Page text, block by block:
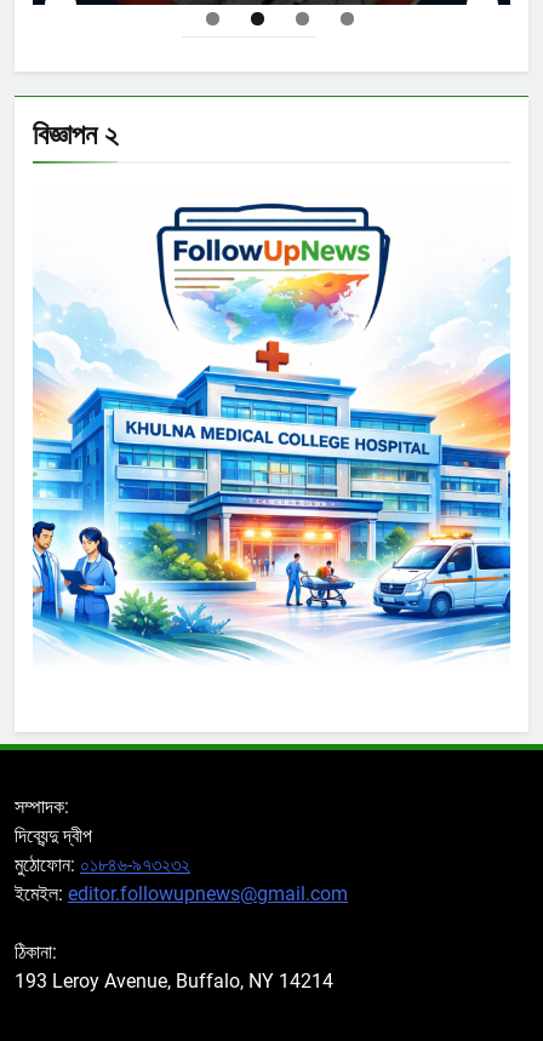
বিজ্ঞাপন ২
সম্পাদক:
দিব্যেন্দু দ্বীপ
মুঠোফোন: ০১৮৪৬-৯৭৩২৩২
ইমেইল: editor.followupnews@gmail.com
ঠিকানা:
193 Leroy Avenue, Buffalo, NY 14214